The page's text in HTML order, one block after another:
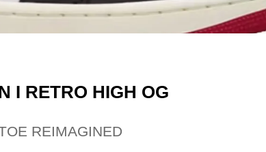
I RETRO HIGH OG
REIMAGINED